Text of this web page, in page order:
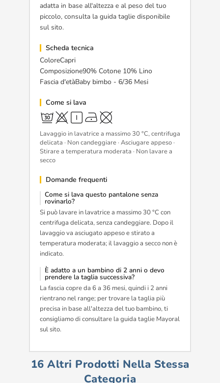
adatta in base all'altezza e al peso del tuo
piccolo, consulta la guida taglie disponibile
sul sito.
Scheda tecnica
ColoreCapri
Composizione90% Cotone 10% Lino
Fascia d'etàBaby bimbo - 6/36 Mesi
Come si lava
Lavaggio in lavatrice a massimo 30 °C, centrifuga
delicata · Non candeggiare · Asciugare appeso ·
Stirare a temperatura moderata · Non lavare a
secco
Domande frequenti
Come si lava questo pantalone senza
rovinarlo?
Si può lavare in lavatrice a massimo 30 °C con
centrifuga delicata, senza candeggiare. Dopo il
lavaggio va asciugato appeso e stirato a
temperatura moderata; il lavaggio a secco non è
indicato.
È adatto a un bambino di 2 anni o devo
prendere la taglia successiva?
La fascia copre da 6 a 36 mesi, quindi i 2 anni
rientrano nel range; per trovare la taglia più
precisa in base all'altezza del tuo bambino, ti
consigliamo di consultare la guida taglie Mayoral
sul sito.
16 Altri Prodotti Nella Stessa
Categoria